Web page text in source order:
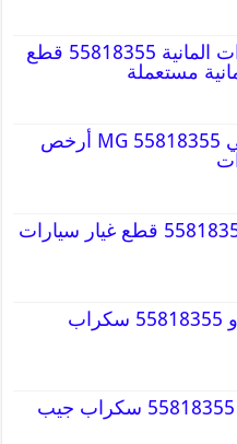
قطع غيار سيارات المانية 55818355 قطع
مستعملة
قطع غيار أم جي MG 55818355 أرخص
قطع غيار كيا 55818355 قطع غيار سيارات
قطع غيار باجيرو 55818355 سكراب
قطع غيار جيب 55818355 سكراب جيب